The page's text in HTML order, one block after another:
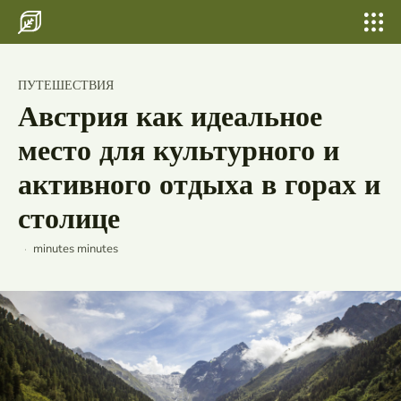
Посещение музея Пушкина в Москве -
Историческое путешествие
Шатер для свадьбы и выпускных
Свадьбы
По городам
Страны
Беларусь
Исландия
Лаос
ПУТЕШЕСТВИЯ
Австрия как идеальное
место для культурного и
активного отдыха в горах и
столице
minutes minutes